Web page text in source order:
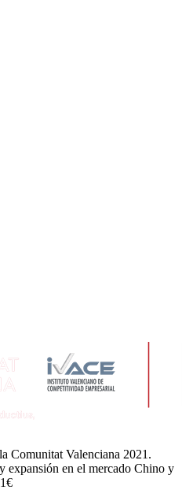
Comunitat Valenciana 2021.
expansión en el mercado Chino y